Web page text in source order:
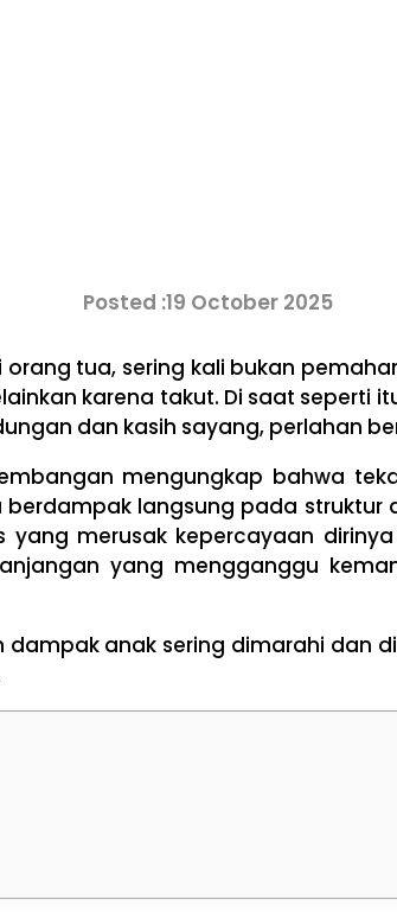
19 October 2025
tua, sering kali bukan
karena takut. Di saat seperti
dan kasih sayang, perlahan
mengungkap bahwa
langsung pada struktur
merusak kepercayaan
yang mengganggu
dampak anak sering dimarahi